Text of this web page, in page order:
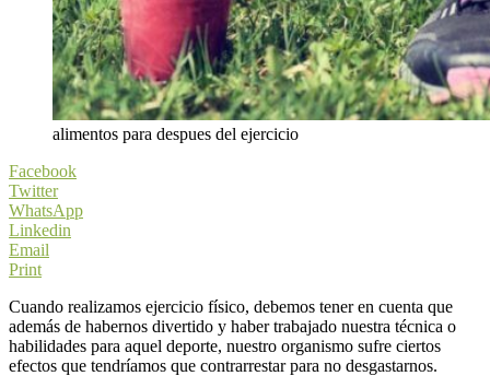
alimentos para despues del ejercicio
Facebook
Twitter
WhatsApp
Linkedin
Email
Print
Cuando realizamos ejercicio físico, debemos tener en cuenta que
además de habernos divertido y haber trabajado nuestra técnica o
habilidades para aquel deporte, nuestro organismo sufre ciertos
efectos que tendríamos que contrarrestar para no desgastarnos.